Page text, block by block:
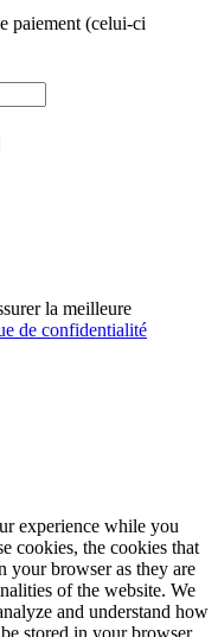
paiement (celui-ci
la meilleure
de confidentialité
experience while you
cookies, the cookies that
your browser as they are
of the website. We
and understand how